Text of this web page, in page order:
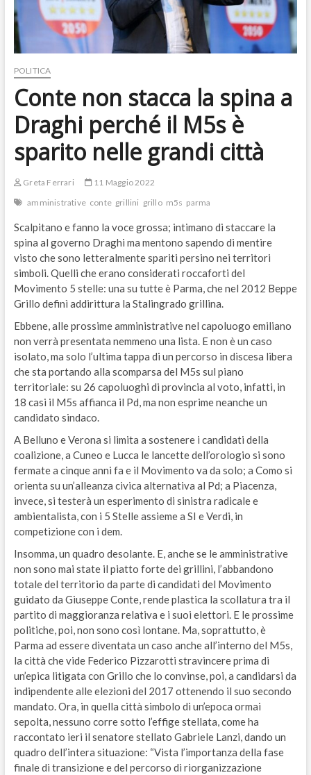
POLITICA
Conte non stacca la spina a
Draghi perché il M5s è
sparito nelle grandi città
Greta Ferrari
11 Maggio 2022
amministrative conte grillini grillo m5s parma
Scalpitano e fanno la voce grossa; intimano di staccare la
spina al governo Draghi ma mentono sapendo di mentire
visto che sono letteralmente spariti persino nei territori
simboli. Quelli che erano considerati roccaforti del
Movimento 5 stelle: una su tutte è Parma, che nel 2012 Beppe
Grillo definì addirittura la Stalingrado grillina.
Ebbene, alle prossime amministrative nel capoluogo emiliano
non verrà presentata nemmeno una lista. E non è un caso
isolato, ma solo l’ultima tappa di un percorso in discesa libera
che sta portando alla scomparsa del M5s sul piano
territoriale: su 26 capoluoghi di provincia al voto, infatti, in
18 casi il M5s affianca il Pd, ma non esprime neanche un
candidato sindaco.
A Belluno e Verona si limita a sostenere i candidati della
coalizione, a Cuneo e Lucca le lancette dell’orologio si sono
fermate a cinque anni fa e il Movimento va da solo; a Como si
orienta su un’alleanza civica alternativa al Pd; a Piacenza,
invece, si testerà un esperimento di sinistra radicale e
ambientalista, con i 5 Stelle assieme a SI e Verdi, in
competizione con i dem.
Insomma, un quadro desolante. E, anche se le amministrative
non sono mai state il piatto forte dei grillini, l’abbandono
totale del territorio da parte di candidati del Movimento
guidato da Giuseppe Conte, rende plastica la scollatura tra il
partito di maggioranza relativa e i suoi elettori. E le prossime
politiche, poi, non sono così lontane. Ma, soprattutto, è
Parma ad essere diventata un caso anche all’interno del M5s,
la città che vide Federico Pizzarotti stravincere prima di
un’epica litigata con Grillo che lo convinse, poi, a candidarsi da
indipendente alle elezioni del 2017 ottenendo il suo secondo
mandato. Ora, in quella città simbolo di un’epoca ormai
sepolta, nessuno corre sotto l’effige stellata, come ha
raccontato ieri il senatore stellato Gabriele Lanzi, dando un
quadro dell’intera situazione: “Vista l’importanza della fase
finale di transizione e del percorso di riorganizzazione